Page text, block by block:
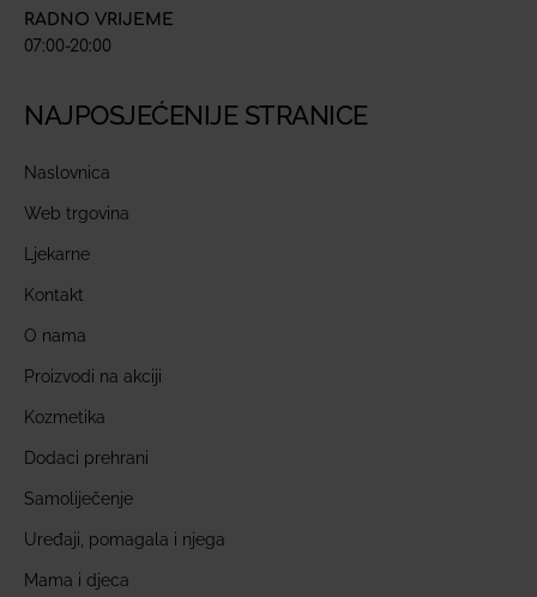
RADNO VRIJEME
07:00-20:00
NAJPOSJEĆENIJE STRANICE
Naslovnica
Web trgovina
Ljekarne
Kontakt
O nama
Proizvodi na akciji
Kozmetika
Dodaci prehrani
Samoliječenje
Uređaji, pomagala i njega
Mama i djeca